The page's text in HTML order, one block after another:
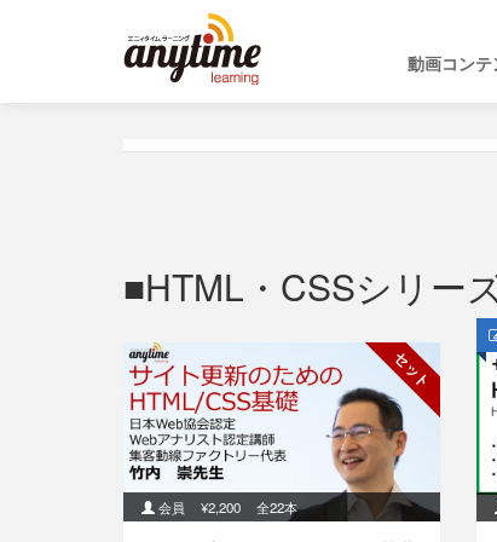
動画コン
HTML・CSSシリー
セット
会員 ¥2,200 全22本